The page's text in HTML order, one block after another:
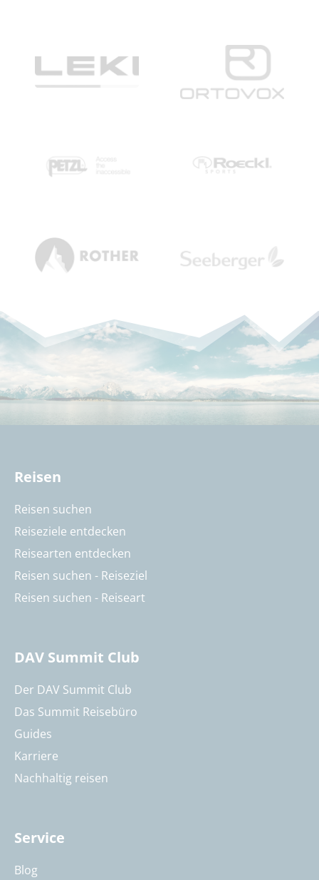
Reisen
Reisen suchen
Reiseziele entdecken
Reisearten entdecken
Reisen suchen - Reiseziel
Reisen suchen - Reiseart
DAV Summit Club
Der DAV Summit Club
Das Summit Reisebüro
Guides
Karriere
Nachhaltig reisen
Service
Blog